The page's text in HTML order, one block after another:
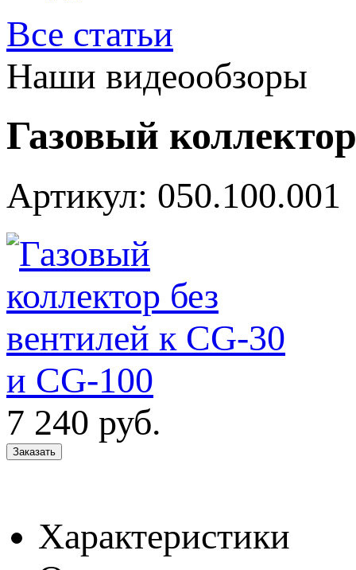
Все статьи
Наши видеообзоры
Газовый
Артикул: 050.100.001
7 240 руб.
Характеристики